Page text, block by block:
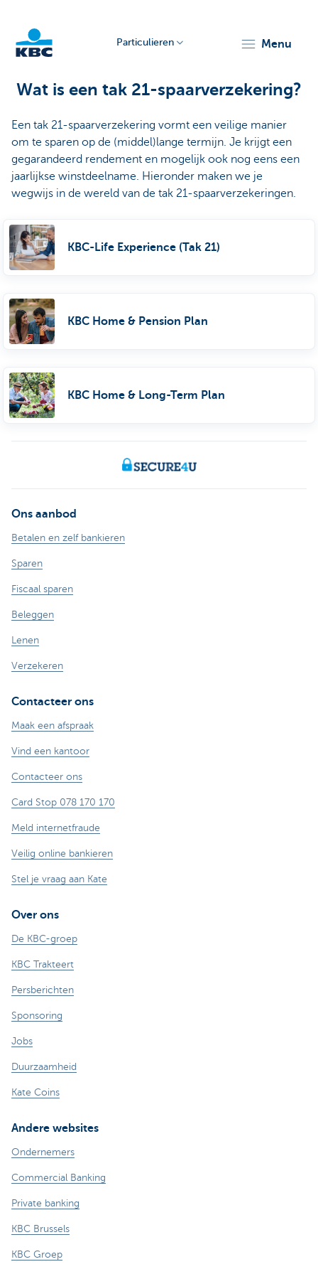
Particulieren menu
Wat is een tak 21-spaarverzekering?
Een tak 21-spaarverzekering vormt een veilige manier
om te sparen op de (middel)lange termijn. Je krijgt een
gegarandeerd rendement en mogelijk ook nog eens een
jaarlijkse winstdeelname. Hieronder maken we je
wegwijs in de wereld van de tak 21-spaarverzekeringen.
KBC-Life Experience (Tak 21)
KBC Home & Pension Plan
KBC Home & Long-Term Plan
Ons aanbod
Betalen en zelf bankieren
Sparen
Fiscaal sparen
Beleggen
Lenen
Verzekeren
Contacteer ons
Maak een afspraak
Vind een kantoor
Contacteer ons
Card Stop 078 170 170
Meld internetfraude
Veilig online bankieren
Stel je vraag aan Kate
Over ons
De KBC-groep
KBC Trakteert
Persberichten
Sponsoring
Jobs
Duurzaamheid
Kate Coins
Andere websites
Ondernemers
Commercial Banking
Private banking
KBC Brussels
KBC Groep